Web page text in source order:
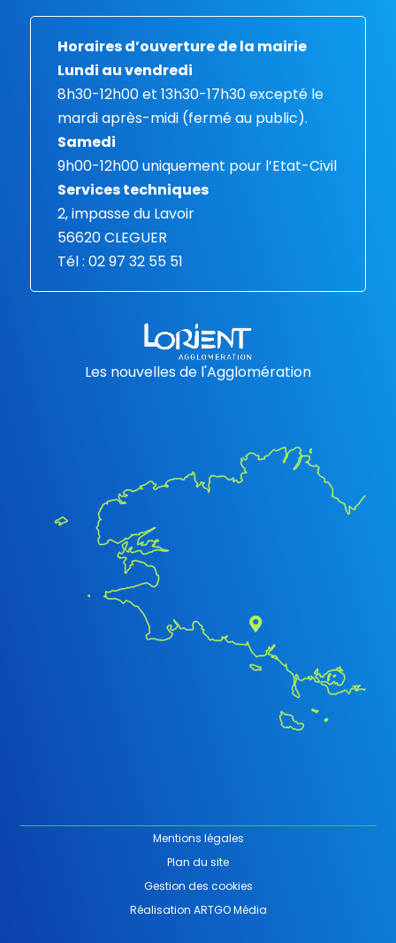
Horaires d’ouverture de la mairie
Lundi au vendredi
8h30-12h00 et 13h30-17h30 excepté le
mardi après-midi (fermé au public).
Samedi
9h00-12h00 uniquement pour l’Etat-Civil
Services techniques
2, impasse du Lavoir
56620 CLEGUER
Tél : 02 97 32 55 51
Les nouvelles de l'Agglomération
Mentions légales
Plan du site
Gestion des cookies
Réalisation ARTGO Média